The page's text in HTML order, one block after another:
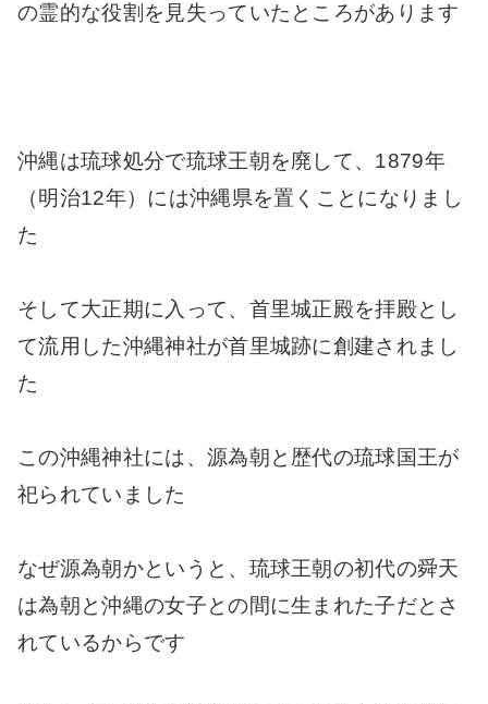
の霊的な役割を見失っていたところがあります
沖縄は琉球処分で琉球王朝を廃して、1879年
（明治12年）には沖縄県を置くことになりまし
た
そして大正期に入って、首里城正殿を拝殿とし
て流用した沖縄神社が首里城跡に創建されまし
た
この沖縄神社には、源為朝と歴代の琉球国王が
祀られていました
なぜ源為朝かというと、琉球王朝の初代の舜天
は為朝と沖縄の女子との間に生まれた子だとさ
れているからです